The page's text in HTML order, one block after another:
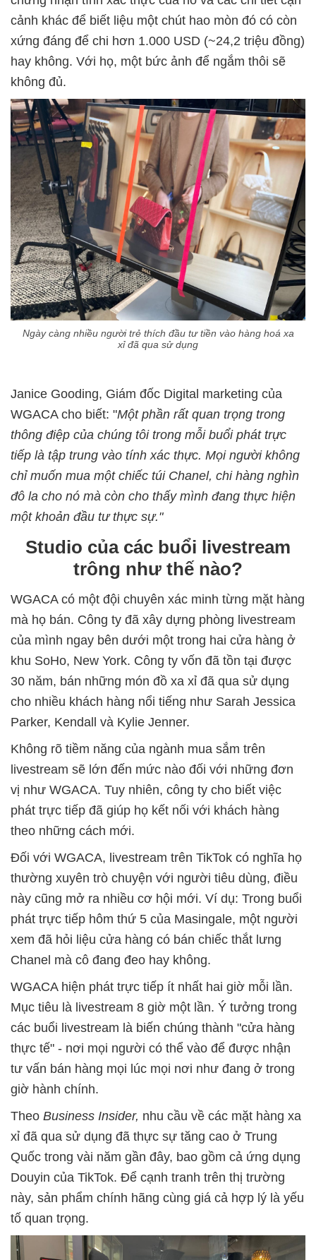
cảnh khác để biết liệu một chút hao mòn đó có còn
xứng đáng để chi hơn 1.000 USD (~24,2 triệu đồng)
hay không. Với họ, một bức ảnh để ngắm thôi sẽ
không đủ.
Ngày càng nhiều người trẻ thích đầu tư tiền vào hàng hoá xa
xỉ đã qua sử dụng
Janice Gooding, Giám đốc Digital marketing của
WGACA cho biết: "Một phần rất quan trọng trong
thông điệp của chúng tôi trong mỗi buổi phát trực
tiếp là tập trung vào tính xác thực. Mọi người không
chỉ muốn mua một chiếc túi Chanel, chi hàng nghìn
đô la cho nó mà còn cho thấy mình đang thực hiện
một khoản đầu tư thực sự."
Studio của các buổi livestream
trông như thế nào?
WGACA có một đội chuyên xác minh từng mặt hàng
mà họ bán. Công ty đã xây dựng phòng livestream
của mình ngay bên dưới một trong hai cửa hàng ở
khu SoHo, New York. Công ty vốn đã tồn tại được
30 năm, bán những món đồ xa xỉ đã qua sử dụng
cho nhiều khách hàng nổi tiếng như Sarah Jessica
Parker, Kendall và Kylie Jenner.
Không rõ tiềm năng của ngành mua sắm trên
livestream sẽ lớn đến mức nào đối với những đơn
vị như WGACA. Tuy nhiên, công ty cho biết việc
phát trực tiếp đã giúp họ kết nối với khách hàng
theo những cách mới.
Đối với WGACA, livestream trên TikTok có nghĩa họ
thường xuyên trò chuyện với người tiêu dùng, điều
này cũng mở ra nhiều cơ hội mới. Ví dụ: Trong buổi
phát trực tiếp hôm thứ 5 của Masingale, một người
xem đã hỏi liệu cửa hàng có bán chiếc thắt lưng
Chanel mà cô đang đeo hay không.
WGACA hiện phát trực tiếp ít nhất hai giờ mỗi lần.
Mục tiêu là livestream 8 giờ một lần. Ý tưởng trong
các buổi livestream là biến chúng thành "cửa hàng
thực tế" - nơi mọi người có thể vào để được nhận
tư vấn bán hàng mọi lúc mọi nơi như đang ở trong
giờ hành chính.
Theo Business Insider, nhu cầu về các mặt hàng xa
xỉ đã qua sử dụng đã thực sự tăng cao ở Trung
Quốc trong vài năm gần đây, bao gồm cả ứng dụng
Douyin của TikTok. Để cạnh tranh trên thị trường
này, sản phẩm chính hãng cùng giá cả hợp lý là yếu
tố quan trọng.